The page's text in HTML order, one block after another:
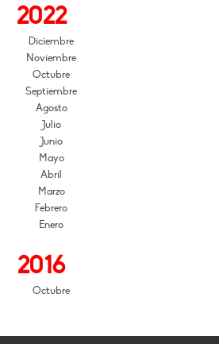
2022
Diciembre
Noviembre
Octubre
Septiembre
Agosto
Julio
Junio
Mayo
Abril
Marzo
Febrero
Enero
2016
Octubre